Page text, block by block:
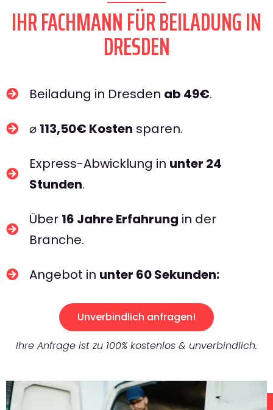
IHR FACHMANN FÜR BEILADUNG IN
DRESDEN​
Beiladung in Dresden ab 49€.
⌀ 113,50€ Kosten sparen.
Express-Abwicklung in unter 24
Stunden.
Über 16 Jahre Erfahrung in der
Branche.
Angebot in unter 60 Sekunden:
Unverbindlich anfragen!
Ihre Anfrage ist zu 100% kostenlos & unverbindlich.